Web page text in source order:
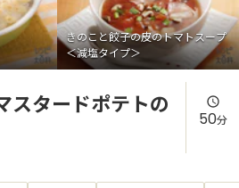
い合わせ
とは
きのこと餃子の皮のトマトスープ
＜減塩タイプ＞
スタードポテトの
50分